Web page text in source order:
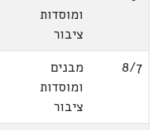
ומוסדות
ציבור
8/7
מבנים
ומוסדות
ציבור